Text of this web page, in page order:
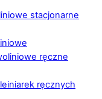
stacjonarne
ręczne
ręcznych